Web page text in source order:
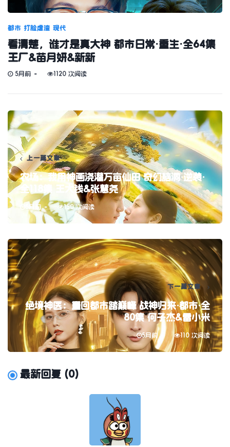
都市 打脸虐渣 现代
看清楚，谁才是真大神 都市日常·重生·全64集
王厂&苗月妍&新新
5月前 1120 次阅读
上一篇文章
农场：我用神画浇灌万亩仙田 奇幻脑洞·逆袭·
全118集 王大钱&张慧尧
5月前 150 次阅读
下一篇文章
绝境神医：重回都市踏巅峰 战神归来·都市·全
80集 何子杰&雷小米
5月前 110 次阅读
最新回复 (0)